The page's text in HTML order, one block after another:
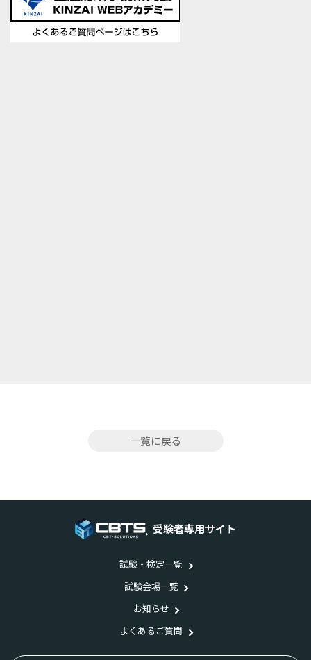
一覧に戻る
受験者専用サイト
試験・検定一覧
試験会場一覧
お知らせ
よくあるご質問